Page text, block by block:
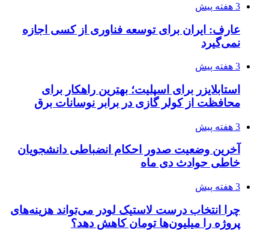
3 هفته پیش
عارف: ایران برای توسعه فناوری از کسی اجازه
نمی‌گیرد
3 هفته پیش
استابلایزر برای اسپلیت؛ بهترین راهکار برای
محافظت از کولر گازی در برابر نوسانات برق
3 هفته پیش
آخرین وضعیت صدور احکام انضباطی دانشجویان
خاطی حوادث دی ماه
3 هفته پیش
چرا انتخاب درست لاستیک لودر می‌تواند هزینه‌های
پروژه را میلیون‌ها تومان کاهش دهد؟